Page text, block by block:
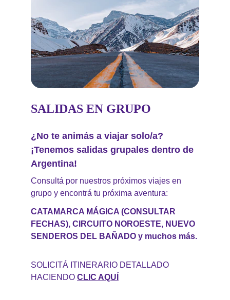
SALIDAS EN GRUPO
¿No te animás a viajar solo/a?
¡Tenemos salidas grupales dentro de
Argentina!
Consultá por nuestros próximos viajes en
grupo y encontrá tu próxima aventura:
CATAMARCA MÁGICA (CONSULTAR
FECHAS), CIRCUITO NOROESTE, NUEVO
SENDEROS DEL BAÑADO y muchos más.
SOLICITÁ ITINERARIO DETALLADO
HACIENDO CLIC AQU